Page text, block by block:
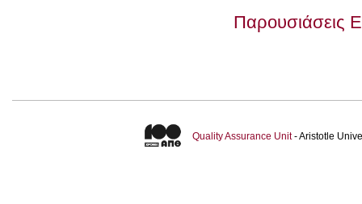
Παρουσιάσεις
Quality Assurance Unit- Aristotle